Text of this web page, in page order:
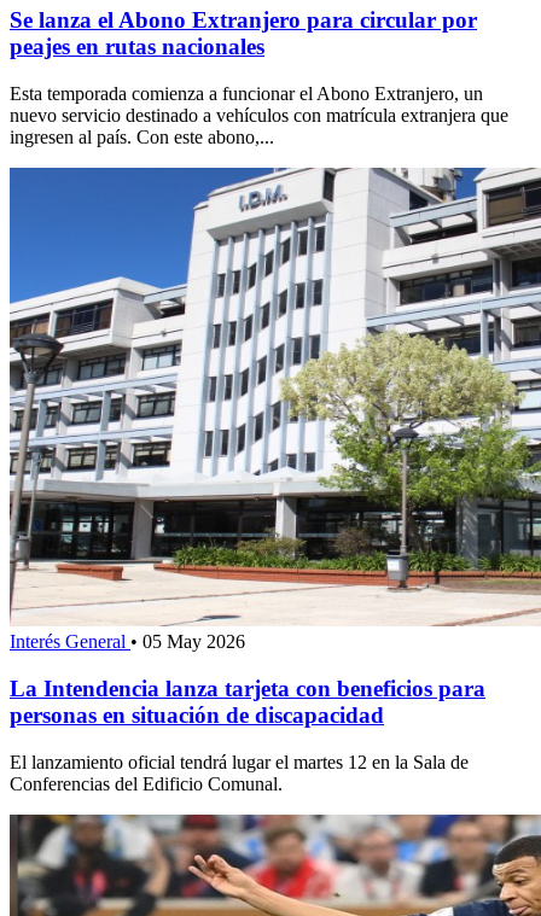
Se lanza el Abono Extranjero para circular por
peajes en rutas nacionales
Esta temporada comienza a funcionar el Abono Extranjero, un
nuevo servicio destinado a vehículos con matrícula extranjera que
ingresen al país. Con este abono,...
Interés General • 05 May 2026
La Intendencia lanza tarjeta con beneficios para
personas en situación de discapacidad
El lanzamiento oficial tendrá lugar el martes 12 en la Sala de
Conferencias del Edificio Comunal.